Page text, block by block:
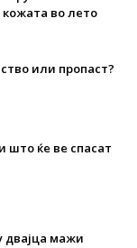
во лето
или пропаст?
што ќе ве спасат
двајца мажи